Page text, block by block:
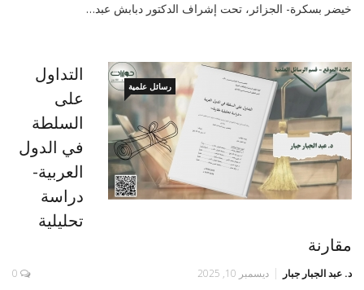
خيضر بسكرة- الجزائر، تحت إشراف الدكتور دبابش عبد…
رسائل علمية
التداول
على
السلطة
في الدول
العربية-
دراسة
تحليلية
مقارنة
د. عبد الجبار جبار ديسمبر 10, 2025 0